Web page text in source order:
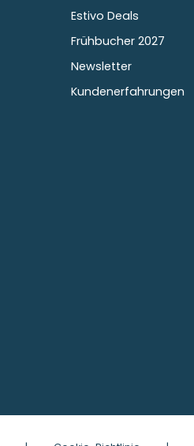
Estivo Deals
Frühbucher 2027
Newsletter
Kundenerfahrungen